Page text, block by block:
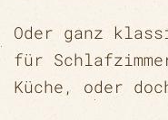
Oder ganz
für
Küche, oder